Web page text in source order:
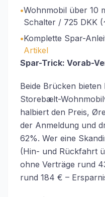
•Wohnmobil über 10
Schalter / 725 DKK
•Komplette Spar-
Artikel
Spar-Trick: Vorab-
Beide Brücken bieten
Storebælt-
halbiert den Preis,
der Anmeldung und
62%. Wer eine
(Hin- und Rückfahrt
ohne Verträge rund
rund 184 € –